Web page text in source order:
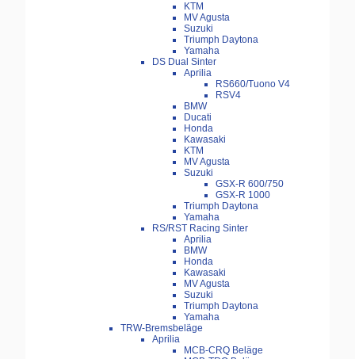
KTM
MV Agusta
Suzuki
Triumph Daytona
Yamaha
DS Dual Sinter
Aprilia
RS660/Tuono V4
RSV4
BMW
Ducati
Honda
Kawasaki
KTM
MV Agusta
Suzuki
GSX-R 600/750
GSX-R 1000
Triumph Daytona
Yamaha
RS/RST Racing Sinter
Aprilia
BMW
Honda
Kawasaki
MV Agusta
Suzuki
Triumph Daytona
Yamaha
TRW-Bremsbeläge
Aprilia
MCB-CRQ Beläge